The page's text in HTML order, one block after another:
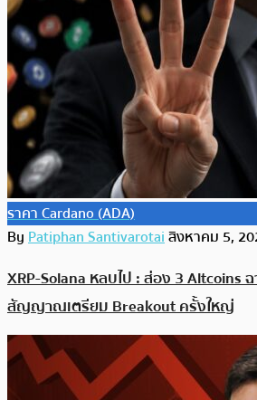
ราคา Cardano (ADA)
ByPatiphan Santivarotaiสิงหาคม 5,
XRP-Solana หลบไป : ส่อง 3 Altcoins
สัญญาณเตรียม Breakout ครั้งใหญ่